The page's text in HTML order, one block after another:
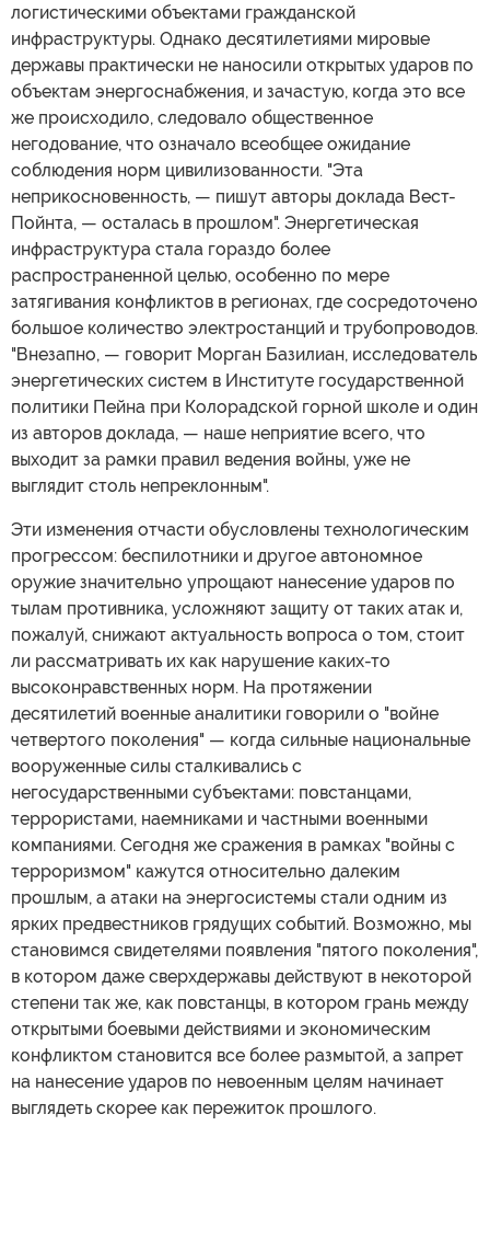
логистическими объектами гражданской
инфраструктуры. Однако десятилетиями мировые
державы практически не наносили открытых ударов по
объектам энергоснабжения, и зачастую, когда это все
же происходило, следовало общественное
негодование, что означало всеобщее ожидание
соблюдения норм цивилизованности. "Эта
неприкосновенность, — пишут авторы доклада Вест-
Пойнта, — осталась в прошлом". Энергетическая
инфраструктура стала гораздо более
распространенной целью, особенно по мере
затягивания конфликтов в регионах, где сосредоточено
большое количество электростанций и трубопроводов.
"Внезапно, — говорит Морган Базилиан, исследователь
энергетических систем в Институте государственной
политики Пейна при Колорадской горной школе и один
из авторов доклада, — наше неприятие всего, что
выходит за рамки правил ведения войны, уже не
выглядит столь непреклонным".
Эти изменения отчасти обусловлены технологическим
прогрессом: беспилотники и другое автономное
оружие значительно упрощают нанесение ударов по
тылам противника, усложняют защиту от таких атак и,
пожалуй, снижают актуальность вопроса о том, стоит
ли рассматривать их как нарушение каких-то
высоконравственных норм. На протяжении
десятилетий военные аналитики говорили о "войне
четвертого поколения" — когда сильные национальные
вооруженные силы сталкивались с
негосударственными субъектами: повстанцами,
террористами, наемниками и частными военными
компаниями. Сегодня же сражения в рамках "войны с
терроризмом" кажутся относительно далеким
прошлым, а атаки на энергосистемы стали одним из
ярких предвестников грядущих событий. Возможно, мы
становимся свидетелями появления "пятого поколения",
в котором даже сверхдержавы действуют в некоторой
степени так же, как повстанцы, в котором грань между
открытыми боевыми действиями и экономическим
конфликтом становится все более размытой, а запрет
на нанесение ударов по невоенным целям начинает
выглядеть скорее как пережиток прошлого.